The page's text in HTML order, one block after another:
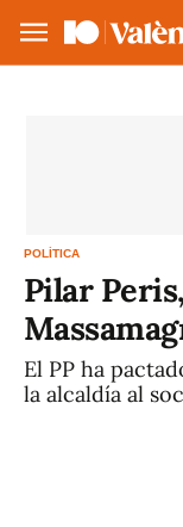
POLÍTICA
Pilar
El PP ha
la alcaldía al